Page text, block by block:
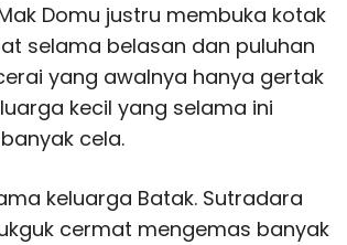
Domu justru membuka kotak
selama belasan dan puluhan
yang awalnya hanya gertak
kecil yang selama ini
cela.
keluarga Batak. Sutradara
cermat mengemas banyak